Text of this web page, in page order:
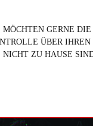
MÖCHTEN GERNE
ÜBER IHREN
NICHT ZU HAUSE